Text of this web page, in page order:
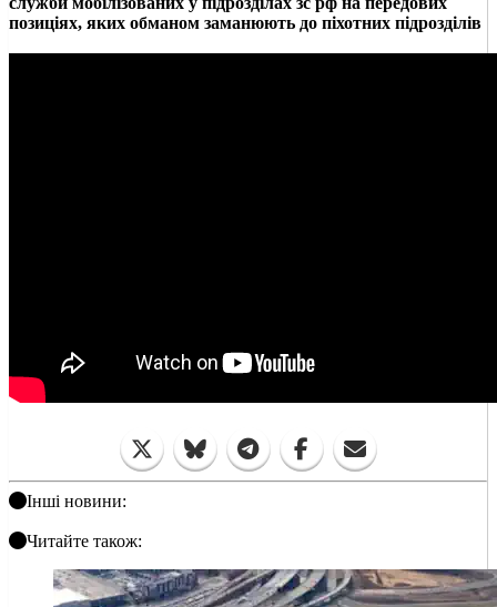
позиціях, яких обманом заманюють до піхотних підрозділів
Інші новини:
Читайте також: